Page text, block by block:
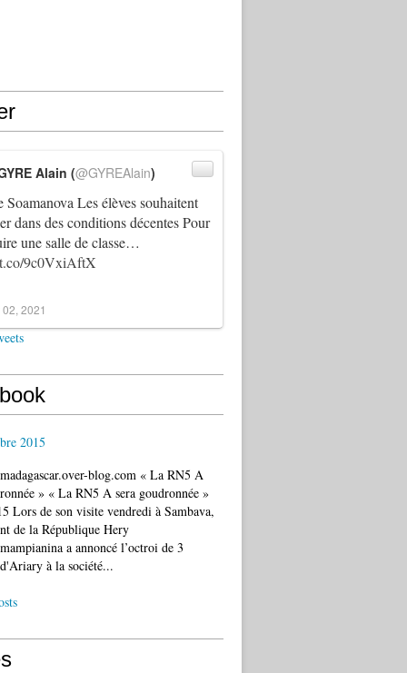
Soamanova Les élèves souhaitent
dans des conditions décentes Pour
une salle de classe…
9c0VxiAftX
Alain (@GYREAlain)
2021
2015
blog.com « La RN5 A
» « La RN5 A sera goudronnée »
Lors de son visite vendredi à Sambava,
de la République Hery
a annoncé l’octroi de 3
à la société...